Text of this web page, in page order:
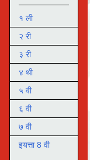
१ ली
२ री
३ री
४ थी
५ वी
६ वी
७ वी
इयत्ता 8 वी